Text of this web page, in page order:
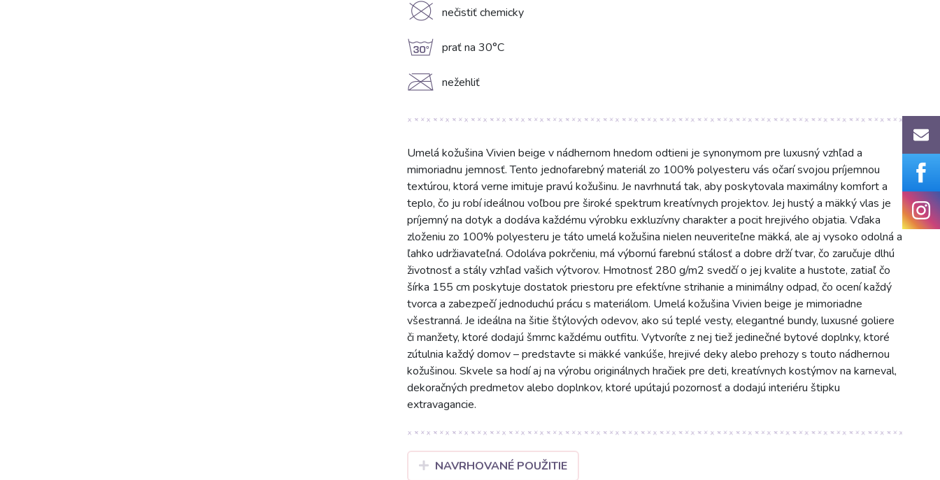
K nečistiť chemicky
g prať na 30°C
C nežehliť
Umelá kožušina Vivien beige v nádhernom hnedom odtieni je synonymom pre luxusný vzhľad a
mimoriadnu jemnosť. Tento jednofarebný materiál zo 100% polyesteru vás očarí svojou príjemnou
textúrou, ktorá verne imituje pravú kožušinu. Je navrhnutá tak, aby poskytovala maximálny komfort a
teplo, čo ju robí ideálnou voľbou pre široké spektrum kreatívnych projektov. Jej hustý a mäkký vlas je
príjemný na dotyk a dodáva každému výrobku exkluzívny charakter a pocit hrejivého objatia. Vďaka
zloženiu zo 100% polyesteru je táto umelá kožušina nielen neuveriteľne mäkká, ale aj vysoko odolná a
ľahko udržiavateľná. Odoláva pokrčeniu, má výbornú farebnú stálosť a dobre drží tvar, čo zaručuje dlhú
životnosť a stály vzhľad vašich výtvorov. Hmotnosť 280 g/m2 svedčí o jej kvalite a hustote, zatiaľ čo
šírka 155 cm poskytuje dostatok priestoru pre efektívne strihanie a minimálny odpad, čo ocení každý
tvorca a zabezpečí jednoduchú prácu s materiálom. Umelá kožušina Vivien beige je mimoriadne
všestranná. Je ideálna na šitie štýlových odevov, ako sú teplé vesty, elegantné bundy, luxusné goliere
či manžety, ktoré dodajú šmrnc každému outfitu. Vytvoríte z nej tiež jedinečné bytové doplnky, ktoré
zútulnia každý domov – predstavte si mäkké vankúše, hrejivé deky alebo prehozy s touto nádhernou
kožušinou. Skvele sa hodí aj na výrobu originálnych hračiek pre deti, kreatívnych kostýmov na karneval,
dekoračných predmetov alebo doplnkov, ktoré upútajú pozornosť a dodajú interiéru štipku
extravagancie.
NAVRHOVANÉ POUŽITIE